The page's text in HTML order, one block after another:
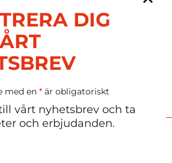
ner tryckmall
DIG
med en* är obligatoriskt
vårt nyhetsbrev och ta
och erbjudanden.